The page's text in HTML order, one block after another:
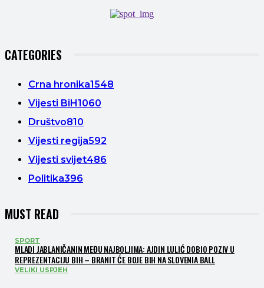
CATEGORIES
Crna hronika1548
Vijesti BiH 1060
Društvo810
Vijesti regija592
Vijesti svijet486
Politika396
MUST READ
SPORT
MLADI JABLANIČANIN MEĐU NAJBOLJIMA: AJDIN LULIĆ DOBIO POZIV U
REPREZENTACIJU BIH – BRANIT ĆE BOJE BIH NA SLOVENIA BALL
VELIKI USPJEH